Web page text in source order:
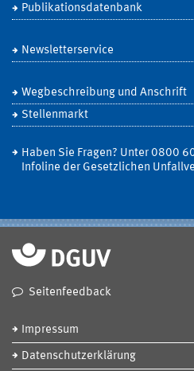
Publikationsdatenbank
Newsletterservice
Wegbeschreibung und Anschrift
Stellenmarkt
Haben Sie Fragen? Unter 0800
Infoline der Gesetzlichen
Seitenfeedback
Impressum
Datenschutzerklärung